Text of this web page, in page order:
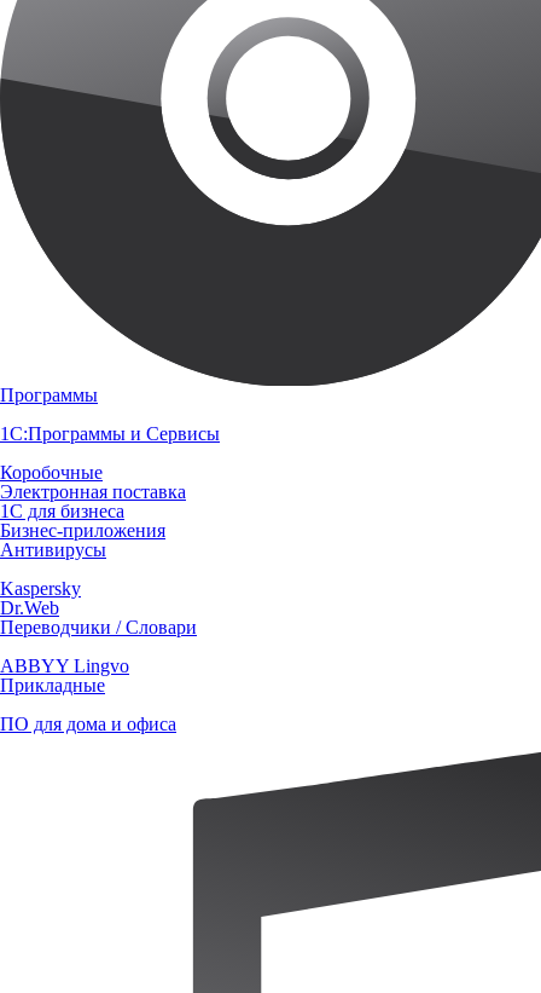
Программы
1С:Программы и Сервисы
Коробочные
Электронная поставка
1С для бизнеса
Бизнес-приложения
Антивирусы
Kaspersky
Dr.Web
Переводчики / Словари
ABBYY Lingvo
Прикладные
ПО для дома и офиса